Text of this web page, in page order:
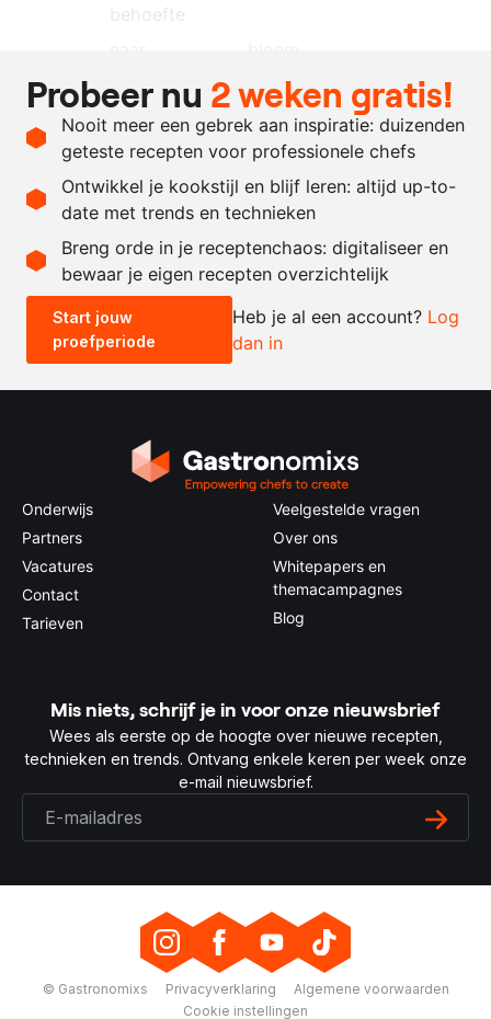
behoefte
naar
behoefte
azijn
Recept omrekenen
- +
0.5x 1x 2x
Probeer nu 2 weken gratis!
Nooit meer een gebrek aan inspiratie: duizenden
geteste recepten voor professionele chefs
Ontwikkel je kookstijl en blijf leren: altijd up-to-
date met trends en technieken
Breng orde in je receptenchaos: digitaliseer en
bewaar je eigen recepten overzichtelijk
Start jouw
proefperiode
Heb je al een account? Log
dan in
Onderwijs
Partners
Vacatures
Contact
Tarieven
Veelgestelde vragen
Over ons
Whitepapers en
themacampagnes
Blog
Mis niets, schrijf je in voor onze nieuwsbrief
Wees als eerste op de hoogte over nieuwe recepten,
technieken en trends. Ontvang enkele keren per week onze
e-mail nieuwsbrief.
© Gastronomixs Privacyverklaring
Algemene voorwaarden
Cookie instellingen